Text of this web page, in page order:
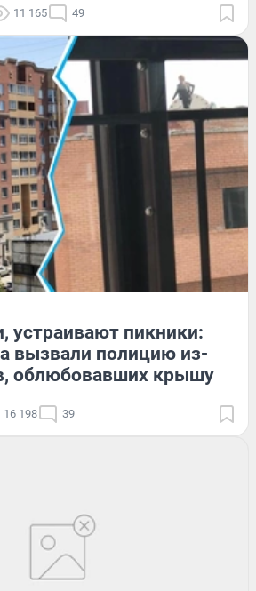
11 165 49
устраивают пикники:
вызвали полицию из-
облюбовавших крышу
16 198 39